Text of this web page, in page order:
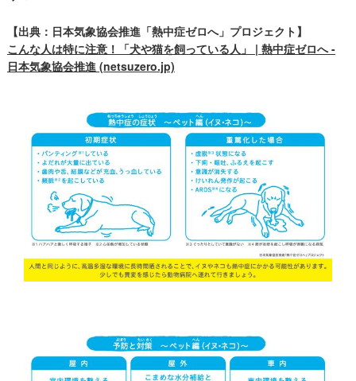
【出典：日本気象協会推進「熱中症ゼロへ」プロジェクト】
こんな人は特に注意！「犬や猫を飼っている人」 | 熱中症ゼロへ -
日本気象協会推進 (netsuzero.jp)